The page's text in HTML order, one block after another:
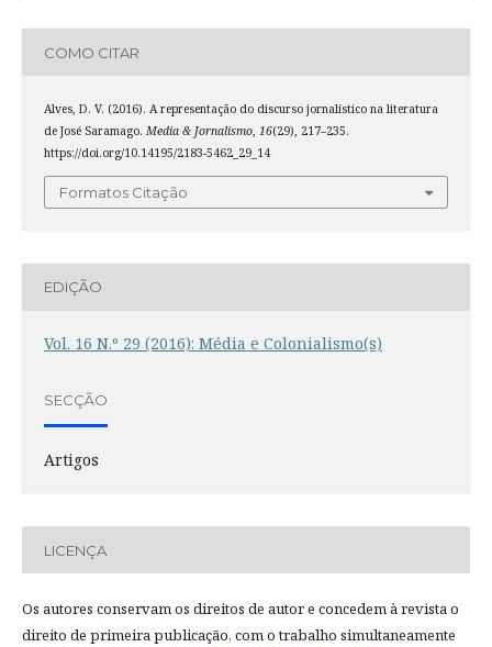
COMO CITAR
Alves, D. V. (2016). A representação do discurso jornalístico na literatura
de José Saramago. Media & Jornalismo, 16(29), 217–235.
https://doi.org/10.14195/2183-5462_29_14
Formatos Citação
EDIÇÃO
Vol. 16 N.º 29 (2016): Média e Colonialismo(s)
SECÇÃO
Artigos
LICENÇA
Os autores conservam os direitos de autor e concedem à revista o
direito de primeira publicação, com o trabalho simultaneamente